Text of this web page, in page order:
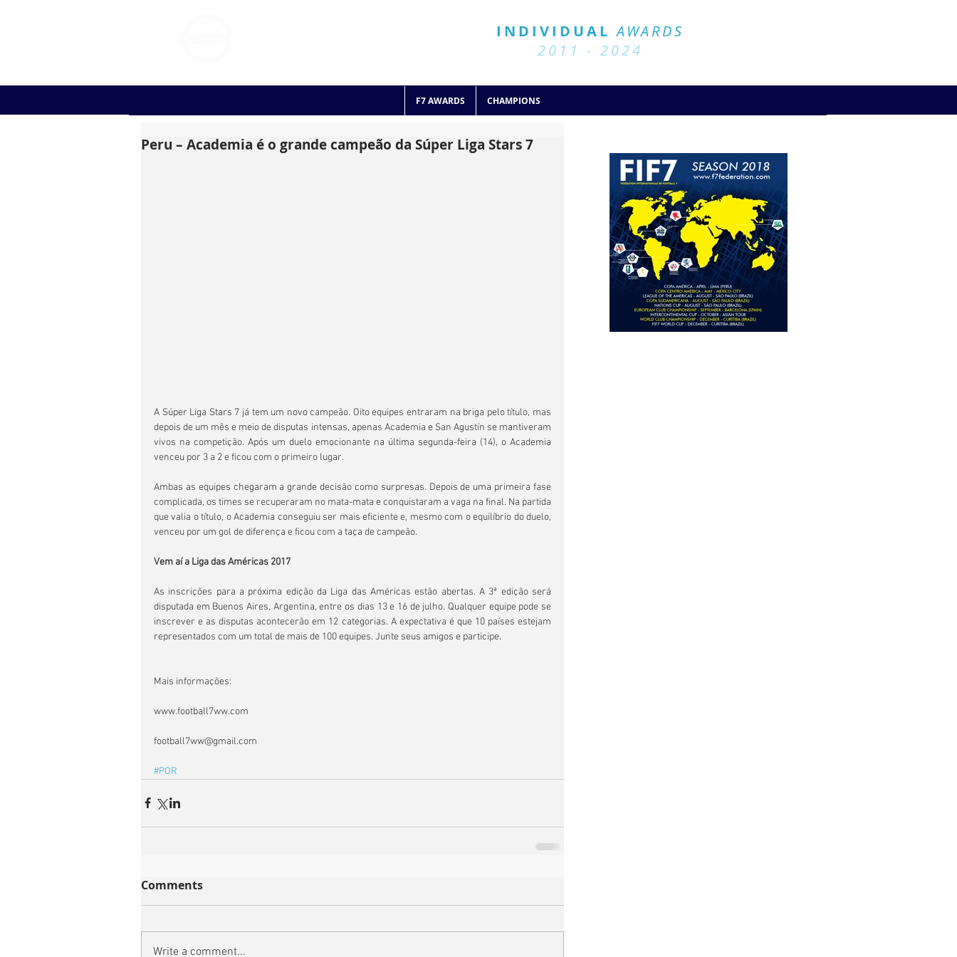
INDIVIDUAL AWARDS
2011 - 2024
F7 AWARDS CHAMPIONS
Peru – Academia é o grande campeão da Súper Liga Stars 7
A Súper Liga Stars 7 já tem um novo campeão. Oito equipes entraram na briga pelo título, mas
depois de um mês e meio de disputas intensas, apenas Academia e San Agustín se mantiveram
vivos na competição. Após um duelo emocionante na última segunda-feira (14), o Academia
venceu por 3 a 2 e ficou com o primeiro lugar.
Ambas as equipes chegaram a grande decisão como surpresas. Depois de uma primeira fase
complicada, os times se recuperaram no mata-mata e conquistaram a vaga na final. Na partida
que valia o título, o Academia conseguiu ser mais eficiente e, mesmo com o equilíbrio do duelo,
venceu por um gol de diferença e ficou com a taça de campeão.
Vem aí a Liga das Américas 2017
As inscrições para a próxima edição da Liga das Américas estão abertas. A 3ª edição será
disputada em Buenos Aires, Argentina, entre os dias 13 e 16 de julho. Qualquer equipe pode se
inscrever e as disputas acontecerão em 12 categorias. A expectativa é que 10 países estejam
representados com um total de mais de 100 equipes. Junte seus amigos e participe.
Mais informações:
www.football7ww.com
football7ww@gmail.com
#POR
Comments
Write a comment...